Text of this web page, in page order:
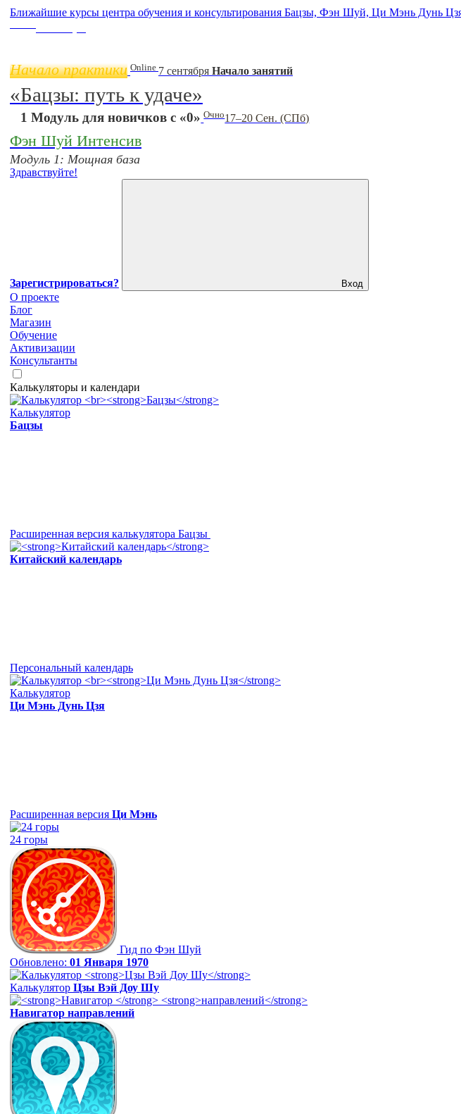
Ближайшие курсы центра обучения и консультирования Бацзы, Фэн Шуй, Ци Мэнь Дунь
Начало практики Online 7 сентября Начало занятий
«Бацзы: путь к удаче»
1 Модуль для новичков с «0» Очно17–20 Сен. (СПб)
Фэн Шуй Интенсив
Модуль 1: Мощная база
Здравствуйте!
Зарегистрироваться? Вход
О проекте
Блог
Магазин
Обучение
Активизации
Консультанты
Калькуляторы и календари
Калькулятор
Бацзы
Расширенная версия калькулятора Бацзы
Китайский календарь
Персональный календарь
Калькулятор
Ци Мэнь Дунь Цзя
Расширенная версия Ци Мэнь
24 горы
Гид по Фэн Шуй
Обновлено: 01 Января 1970
Калькулятор Цзы Вэй Доу Шу
Навигатор направлений